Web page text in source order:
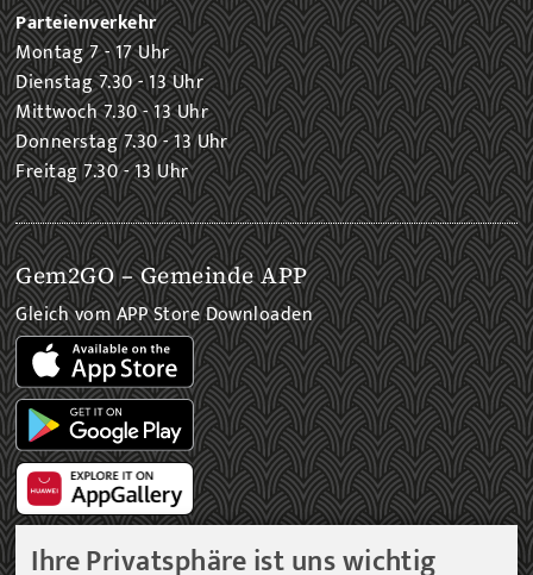
Ihre Privatsphäre ist uns wichtig
Parteienverkehr
Montag 7 - 17 Uhr
Dienstag 7.30 - 13 Uhr
Mittwoch 7.30 - 13 Uhr
Donnerstag 7.30 - 13 Uhr
Freitag 7.30 - 13 Uhr
Gem2GO – Gemeinde APP
Gleich vom APP Store Downloaden